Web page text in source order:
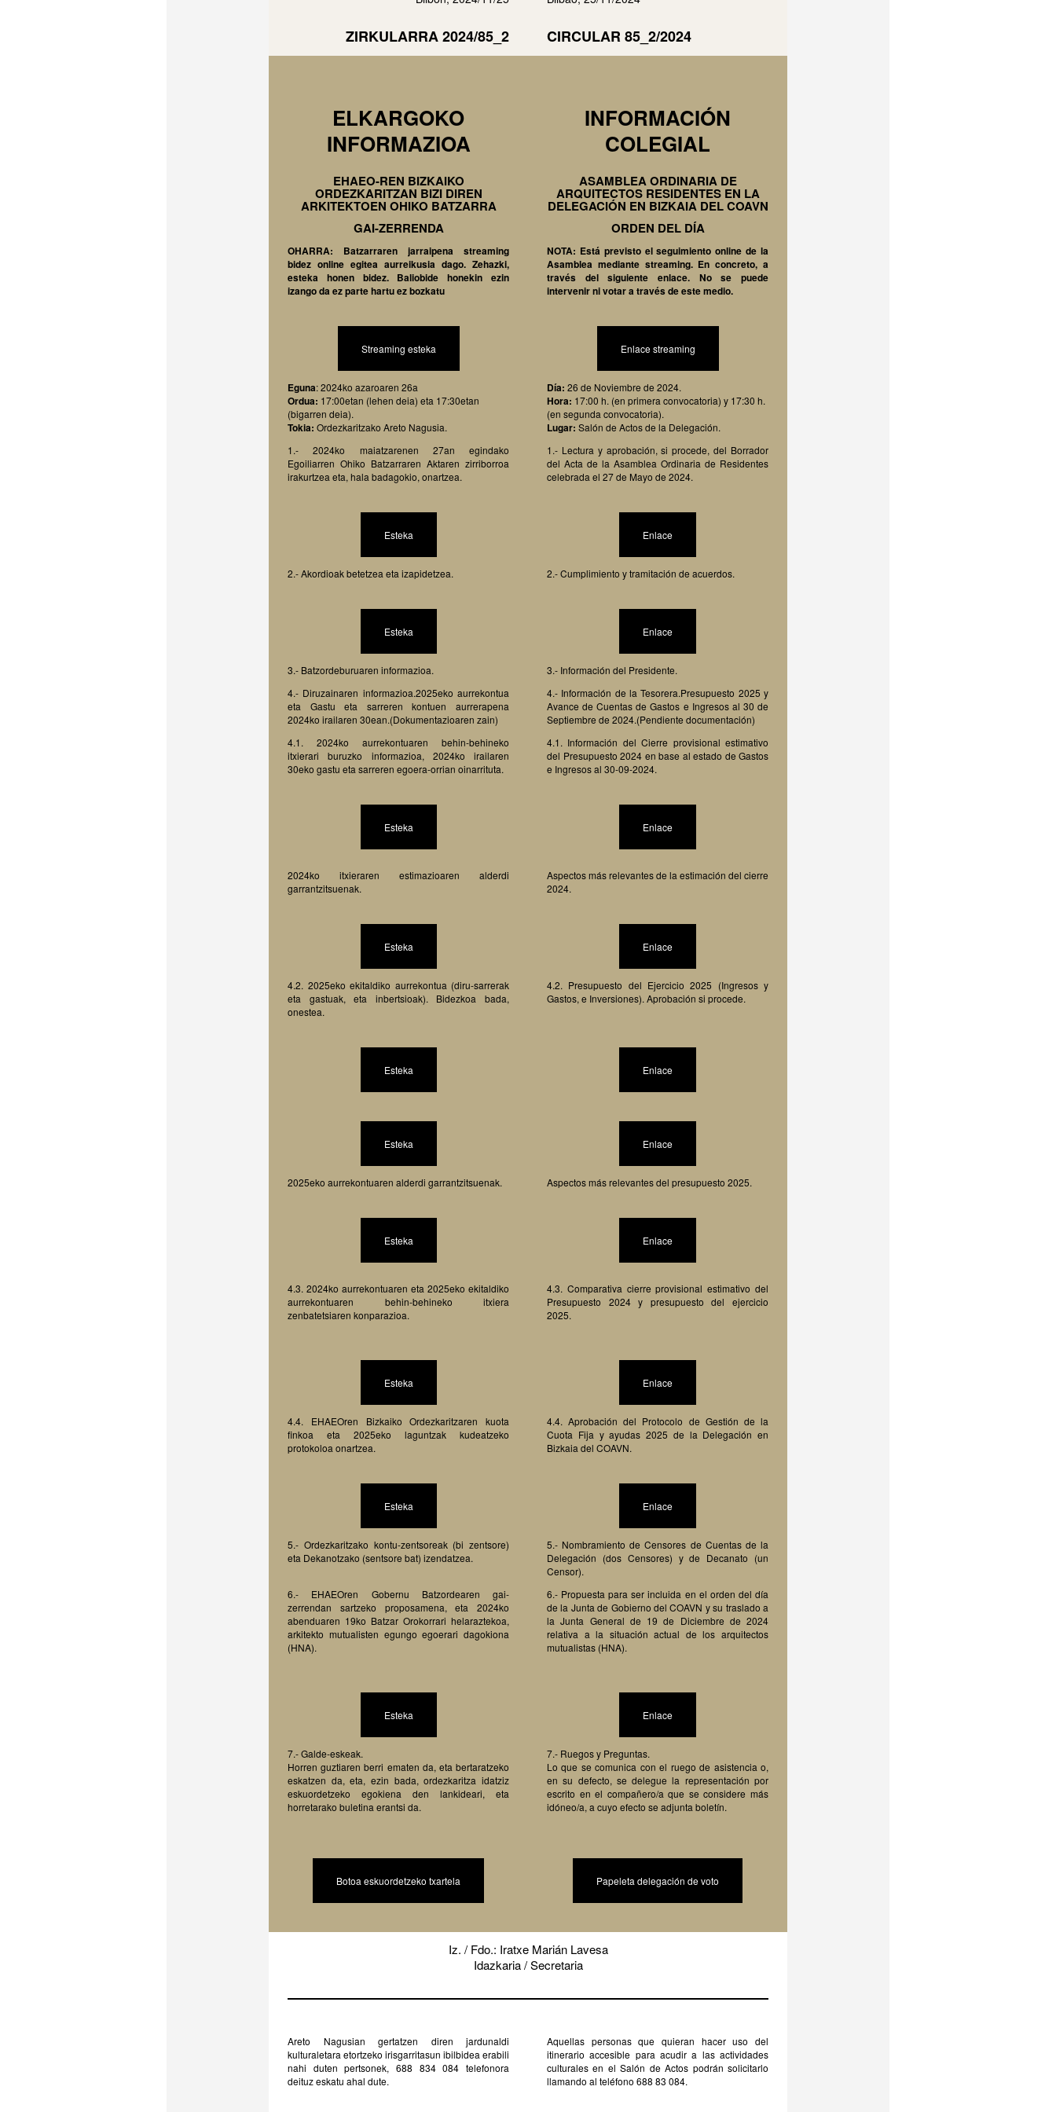
ZIRKULARRA 2024/85_2 CIRCULAR 85_2/2024
ELKARGOKO
INFORMAZIOA
INFORMACIÓN
COLEGIAL
EHAEO-REN BIZKAIKO
ORDEZKARITZAN BIZI DIREN
ARKITEKTOEN OHIKO BATZARRA
GAI-ZERRENDA
ASAMBLEA ORDINARIA DE
ARQUITECTOS RESIDENTES EN LA
DELEGACIÓN EN BIZKAIA DEL COAVN
ORDEN DEL DÍA
OHARRA: Batzarraren jarraipena streaming
bidez online egitea aurreikusia dago. Zehazki,
esteka honen bidez. Baliobide honekin ezin
izango da ez parte hartu ez bozkatu
NOTA: Está previsto el seguimiento online de la
Asamblea mediante streaming. En concreto, a
través del siguiente enlace. No se puede
intervenir ni votar a través de este medio.
Streaming esteka Enlace streaming
Eguna: 2024ko azaroaren 26a
Ordua: 17:00etan (lehen deia) eta 17:30etan
(bigarren deia).
Tokia: Ordezkaritzako Areto Nagusia.
Día: 26 de Noviembre de 2024.
Hora: 17:00 h. (en primera convocatoria) y 17:30 h.
(en segunda convocatoria).
Lugar: Salón de Actos de la Delegación.
1.- 2024ko maiatzarenen 27an egindako
Egoiliarren Ohiko Batzarraren Aktaren zirriborroa
irakurtzea eta, hala badagokio, onartzea.
1.- Lectura y aprobación, si procede, del Borrador
del Acta de la Asamblea Ordinaria de Residentes
celebrada el 27 de Mayo de 2024.
Esteka Enlace
2.- Akordioak betetzea eta izapidetzea. 2.- Cumplimiento y tramitación de acuerdos.
Esteka Enlace
3.- Batzordeburuaren informazioa.
3.- Información del Presidente.
4.- Diruzainaren informazioa.2025eko aurrekontua
eta Gastu eta sarreren kontuen aurrerapena
2024ko irailaren 30ean.(Dokumentazioaren zain)
4.- Información de la Tesorera.Presupuesto 2025 y
Avance de Cuentas de Gastos e Ingresos al 30 de
Septiembre de 2024.(Pendiente documentación)
4.1. 2024ko aurrekontuaren behin-behineko
itxierari buruzko informazioa, 2024ko irailaren
30eko gastu eta sarreren egoera-orrian oinarrituta.
4.1. Información del Cierre provisional estimativo
del Presupuesto 2024 en base al estado de Gastos
e Ingresos al 30-09-2024.
Esteka Enlace
2024ko itxieraren estimazioaren alderdi
garrantzitsuenak.
Aspectos más relevantes de la estimación del cierre
2024.
Esteka Enlace
4.2. 2025eko ekitaldiko aurrekontua (diru-sarrerak
eta gastuak, eta inbertsioak). Bidezkoa bada,
onestea.
4.2. Presupuesto del Ejercicio 2025 (Ingresos y
Gastos, e Inversiones). Aprobación si procede.
Esteka
Esteka
Enlace
Enlace
2025eko aurrekontuaren alderdi garrantzitsuenak. Aspectos más relevantes del presupuesto 2025.
Esteka Enlace
4.3. 2024ko aurrekontuaren eta 2025eko ekitaldiko
aurrekontuaren behin-behineko itxiera
zenbatetsiaren konparazioa.
4.3. Comparativa cierre provisional estimativo del
Presupuesto 2024 y presupuesto del ejercicio
2025.
Esteka Enlace
4.4. EHAEOren Bizkaiko Ordezkaritzaren kuota
finkoa eta 2025eko laguntzak kudeatzeko
protokoloa onartzea.
4.4. Aprobación del Protocolo de Gestión de la
Cuota Fija y ayudas 2025 de la Delegación en
Bizkaia del COAVN.
Esteka Enlace
5.- Ordezkaritzako kontu-zentsoreak (bi zentsore)
eta Dekanotzako (sentsore bat) izendatzea.
5.- Nombramiento de Censores de Cuentas de la
Delegación (dos Censores) y de Decanato (un
Censor).
6.- EHAEOren Gobernu Batzordearen gai-
zerrendan sartzeko proposamena, eta 2024ko
abenduaren 19ko Batzar Orokorrari helaraztekoa,
arkitekto mutualisten egungo egoerari dagokiona
(HNA).
6.- Propuesta para ser incluida en el orden del día
de la Junta de Gobierno del COAVN y su traslado a
la Junta General de 19 de Diciembre de 2024
relativa a la situación actual de los arquitectos
mutualistas (HNA).
Esteka Enlace
7.- Galde-eskeak.
Horren guztiaren berri ematen da, eta bertaratzeko
eskatzen da, eta, ezin bada, ordezkaritza idatziz
eskuordetzeko egokiena den lankideari, eta
horretarako buletina erantsi da.
7.- Ruegos y Preguntas.
Lo que se comunica con el ruego de asistencia o,
en su defecto, se delegue la representación por
escrito en el compañero/a que se considere más
idóneo/a, a cuyo efecto se adjunta boletín.
Botoa eskuordetzeko txartela Papeleta delegación de voto
Iz. / Fdo.: Iratxe Marián Lavesa
Idazkaria / Secretaria
Areto Nagusian gertatzen diren jardunaldi
kulturaletara etortzeko irisgarritasun ibilbidea erabili
nahi duten pertsonek, 688 834 084 telefonora
deituz eskatu ahal dute.
Aquellas personas que quieran hacer uso del
itinerario accesible para acudir a las actividades
culturales en el Salón de Actos podrán solicitarlo
llamando al teléfono 688 83 084.